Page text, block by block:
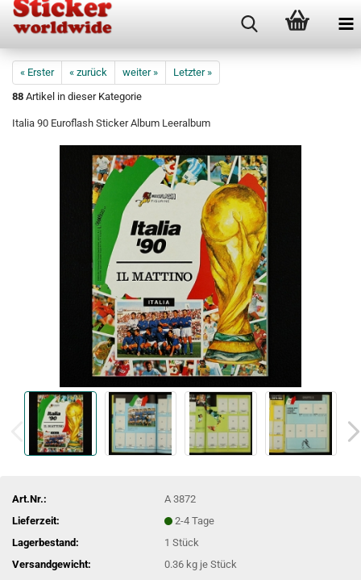
« Erster « zurück weiter »
Letzter »
88 Artikel in dieser Kategorie
Italia 90 Euroflash Sticker Album Leeralbum
Art.Nr.:
A 3872
Lieferzeit:
2-4 Tage
Lagerbestand:
1Stück
Versandgewicht:
0.36 kg je Stück